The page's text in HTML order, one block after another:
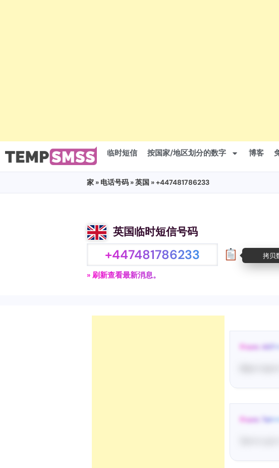
临时短信 按国家/地区划分的数字 博客
家 » 电话号码 »英国 » +447481786233
英国临时短信号码
+447481786233 拷贝数
» 刷新查看最新消息。
From:
Ma••••
From: